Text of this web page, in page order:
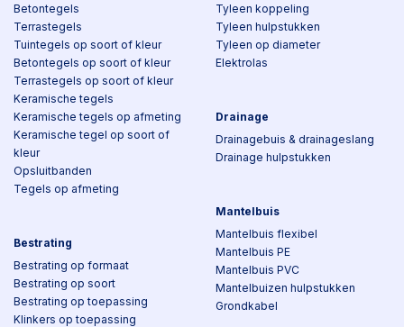
Betontegels
Terrastegels
Tuintegels op soort of kleur
Betontegels op soort of kleur
Terrastegels op soort of kleur
Keramische tegels
Keramische tegels op afmeting
Keramische tegel op soort of
kleur
Opsluitbanden
Tegels op afmeting
Bestrating
Bestrating op formaat
Bestrating op soort
Bestrating op toepassing
Klinkers op toepassing
Tyleen koppeling
Tyleen hulpstukken
Tyleen op diameter
Elektrolas
Drainage
Drainagebuis & drainageslang
Drainage hulpstukken
Mantelbuis
Mantelbuis flexibel
Mantelbuis PE
Mantelbuis PVC
Mantelbuizen hulpstukken
Grondkabel